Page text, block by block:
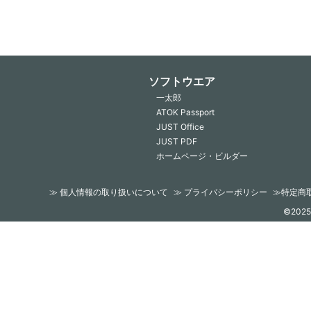
ソフトウエア
一太郎
ATOK Passport
JUST Office
JUST PDF
ホームページ・ビルダー
≫ 個人情報の取り扱いについて ≫ プライバシーポリシー ≫特定商
©2025